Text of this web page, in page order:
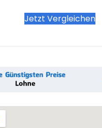
Jetzt Vergleichen